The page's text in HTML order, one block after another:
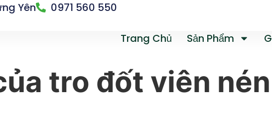
Yên 0971 560 550
Trang Chủ Sản Phẩm
tro đốt viên